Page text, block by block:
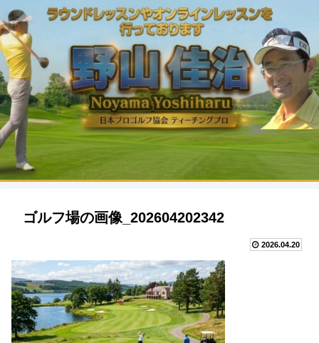
ゴルフ場の画像_202604202342
2026.04.20